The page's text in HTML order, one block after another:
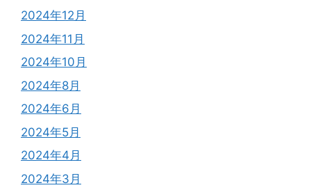
2024年12月
2024年11月
2024年10月
2024年8月
2024年6月
2024年5月
2024年4月
2024年3月